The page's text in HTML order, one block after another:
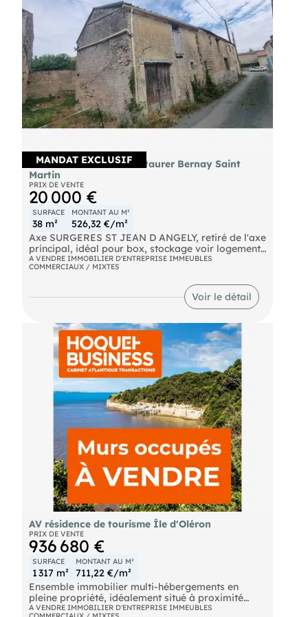
Un hangar 73m2 avec galetas de 47m2 et
stationnement 40m2 loué 1400€HT
Soit un Locatif de 3875€
- Prix de vente : 1247000 € TTC F.A.I
- Taxe foncière : 2335 € Preneur
MANDAT EXCLUSIF
A vendre bâtiment à restaurer Bernay Saint
Martin
PRIX DE VENTE
20 000 €
SURFACE
38 m²
MONTANT AU M²
526,32 €/m²
Axe SURGERES ST JEAN D ANGELY, retiré de l'axe
principal, idéal pour box, stockage voir logement,
les reseaux passent devant le batiment, chai
fermé a restaurer. A voir !!! Les honoraires
d'agence sont à la charge de l'acquéreur, soit
33,33% TTC du prix hors honoraires.
Les informations sur les risques auxquels ce bien
georisques. gouv. fr.
() Entrepreneur Individuel - Réf.955551
A VENDRE IMMOBILIER D'ENTREPRISE IMMEUBLES
COMMERCIAUX / MIXTES
Voir le détail
AV résidence de tourisme Île d'Oléron
PRIX DE VENTE
936 680 €
SURFACE
1 317 m²
MONTANT AU M²
711,22 €/m²
Ensemble immobilier multi-hébergements en
pleine propriété, idéalement situé à proximité
immédiate du littoral et d'un environnement boisé,
A VENDRE IMMOBILIER D'ENTREPRISE IMMEUBLES